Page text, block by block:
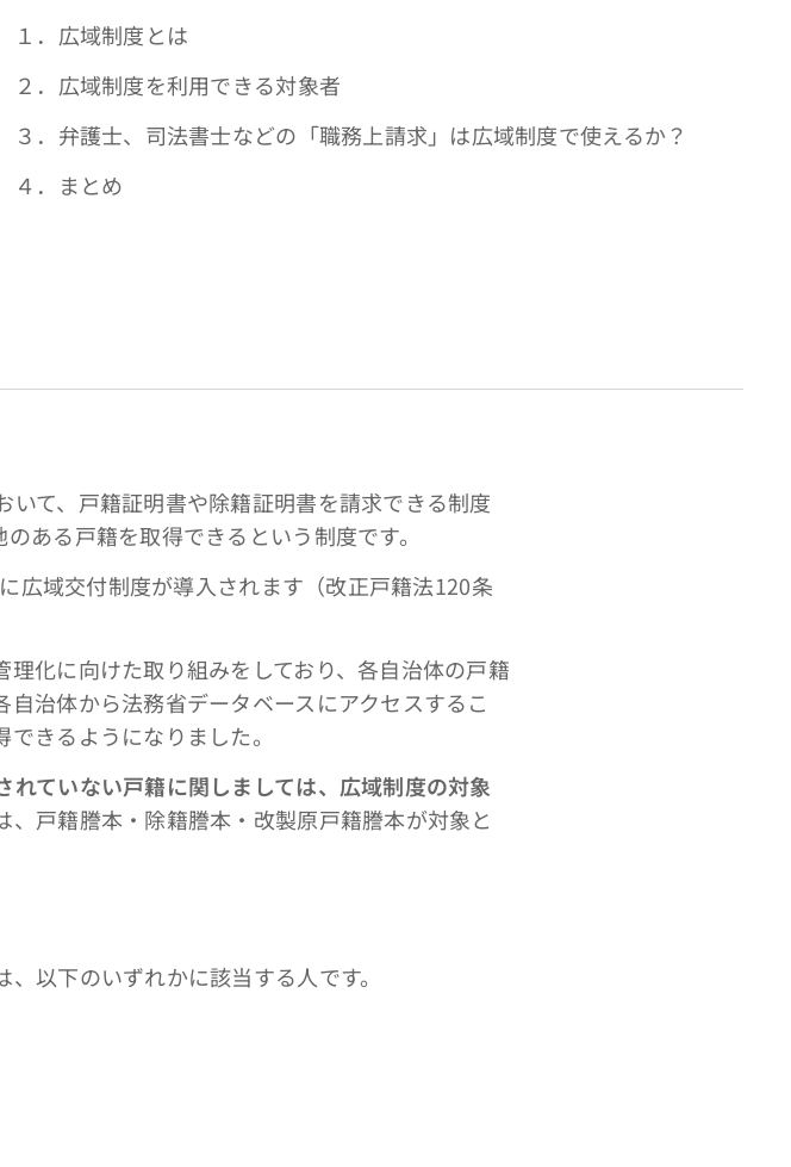
１．広域制度とは
２．広域制度を利用できる対象者
３．弁護士、司法書士などの「職務上請求」は広域制度で使えるか？
４．まとめ
て、戸籍証明書や除籍証明書を請求できる制度
ある戸籍を取得できるという制度です。
広域交付制度が導入されます（改正戸籍法120条
化に向けた取り組みをしており、各自治体の戸籍
治体から法務省データベースにアクセスするこ
きるようになりました。
れていない戸籍に関しましては、広域制度の対象
戸籍謄本・除籍謄本・改製原戸籍謄本が対象と
以下のいずれかに該当する人です。